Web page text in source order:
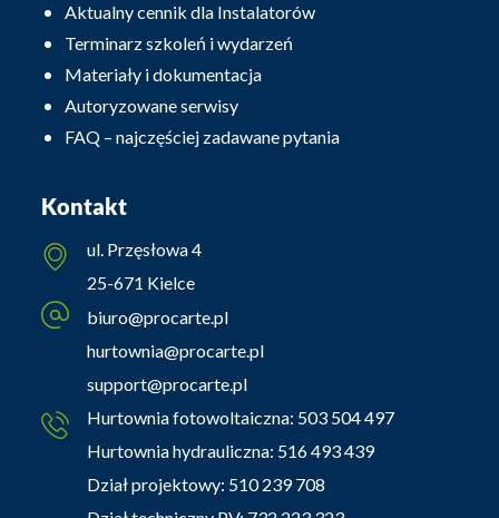
Aktualny cennik dla Instalatorów
Terminarz szkoleń i wydarzeń
Materiały i dokumentacja
Autoryzowane serwisy
FAQ – najczęściej zadawane pytania
Kontakt
ul. Przęsłowa 4
25-671 Kielce
biuro@procarte.pl
hurtownia@procarte.pl
support@procarte.pl
Hurtownia fotowoltaiczna: 503 504 497
Hurtownia hydrauliczna: 516 493 439
Dział projektowy: 510 239 708